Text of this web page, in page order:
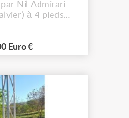
Nil Admirari
à 4 pieds
vergue
tridimensionnel
290 pour les
de hauteur
l’usage au
de: - 4 personnes
agrès verticaux
Euro €